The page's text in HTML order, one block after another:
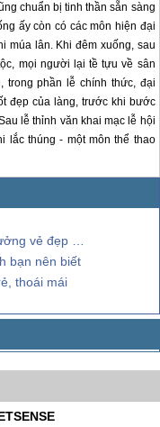
chuẩn bị tinh thần sẵn sàng
ấy còn có các môn hiện đại
múa lân. Khi đêm xuống, sau
mọi người lại tề tựu về sân
trong phần lễ chính thức, đại
đẹp của làng, trước khi bước
lễ thỉnh văn khai mạc lễ hội
lắc thúng - một môn thể thao
sơ và quyến rũ
bạn nên biết
thoái mái